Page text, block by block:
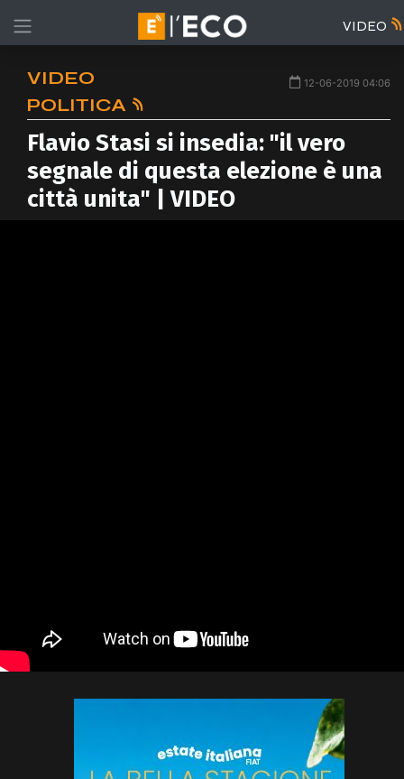
VIDEO
VIDEO
POLITICA
12-06-2019 04:06
Flavio Stasi si insedia: "il vero
segnale di questa elezione è una
città unita" | VIDEO